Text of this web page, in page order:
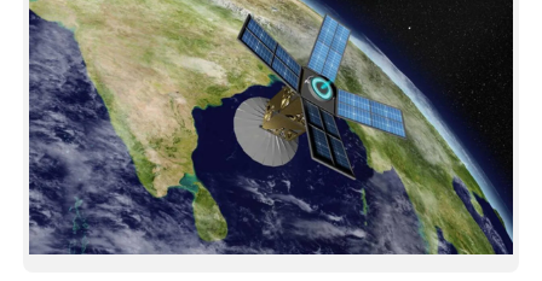
SPIRITUAL
INFO+
ART
ASTRO